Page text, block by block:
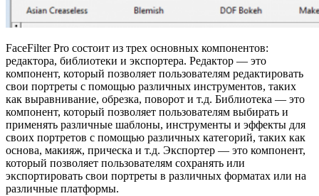
FaceFilter Pro состоит из трех основных компонентов:
редактора, библиотеки и экспортера. Редактор — это
компонент, который позволяет пользователям редактировать
свои портреты с помощью различных инструментов, таких
как выравнивание, обрезка, поворот и т.д. Библиотека — это
компонент, который позволяет пользователям выбирать и
применять различные шаблоны, инструменты и эффекты для
своих портретов с помощью различных категорий, таких как
основа, макияж, прическа и т.д. Экспортер — это компонент,
который позволяет пользователям сохранять или
экспортировать свои портреты в различных форматах или на
различные платформы.